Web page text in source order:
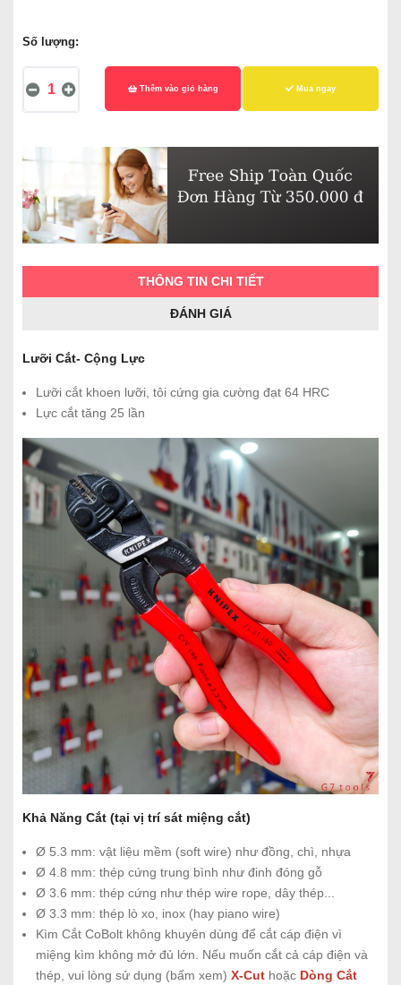
Số lượng:
Thêm vào giỏ hàng Mua ngay
THÔNG TIN CHI TIẾT
ĐÁNH GIÁ
Lưỡi Cắt- Cộng Lực
Lưỡi cắt khoen lưỡi, tôi cứng gia cường đạt 64 HRC
Lực cắt tăng 25 lần
Khả Năng Cắt (tại vị trí sát miệng cắt)
Ø 5.3 mm: vật liệu mềm (soft wire) như đồng, chì, nhựa
Ø 4.8 mm: thép cứng trung bình như đinh đóng gỗ
Ø 3.6 mm: thép cứng như thép wire rope, dây thép...
Ø 3.3 mm: thép lò xo, inox (hay piano wire)
Kìm Cắt CoBolt không khuyên dùng để cắt cáp điện vì
miệng kìm không mở đủ lớn. Nếu muốn cắt cả cáp điện và
thép, vui lòng sử dụng (bấm xem) X-Cut hoặc Dòng Cắt